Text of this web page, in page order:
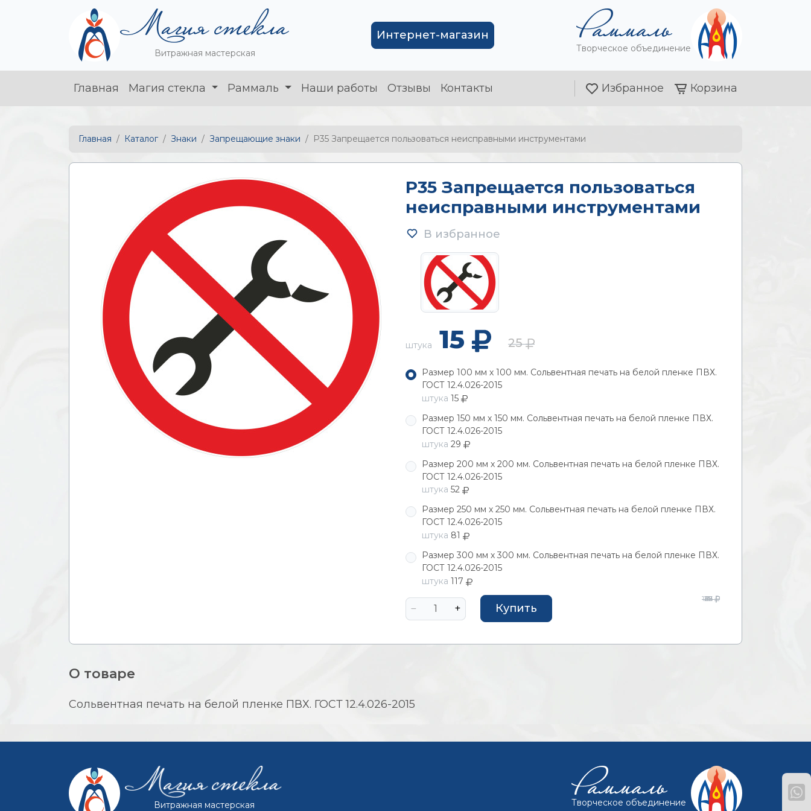
Витражная мастерская
Интернет-магазин
Творческое объединение
Главная Магия стекла Раммаль Наши работы Отзывы Контакты Избранное Корзина
Главная Каталог Знаки Запрещающие знаки P35 Запрещается пользоваться неисправными инструментами
P35 Запрещается пользоваться
неисправными инструментами
В избранное
штука 15 25
Размер 100 мм х 100 мм. Сольвентная печать на белой пленке ПВХ.
ГОСТ 12.4.026-2015
штука 15
25
Размер 150 мм х 150 мм. Сольвентная печать на белой пленке ПВХ.
ГОСТ 12.4.026-2015
штука 29
39
Размер 200 мм х 200 мм. Сольвентная печать на белой пленке ПВХ.
ГОСТ 12.4.026-2015
штука 52
62
Размер 250 мм х 250 мм. Сольвентная печать на белой пленке ПВХ.
ГОСТ 12.4.026-2015
штука 81
91
Размер 300 мм х 300 мм. Сольвентная печать на белой пленке ПВХ.
ГОСТ 12.4.026-2015
штука 117
127
Купить
О товаре
Сольвентная печать на белой пленке ПВХ. ГОСТ 12.4.026-2015
Витражная мастерская Творческое объединение